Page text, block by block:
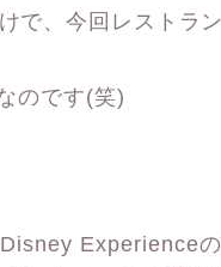
で、今回レストラ
のです(笑)
Experience